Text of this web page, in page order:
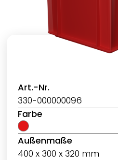
Art.-Nr.
330-000000096
Farbe
Außenmaße
400 x 300 x 320 mm